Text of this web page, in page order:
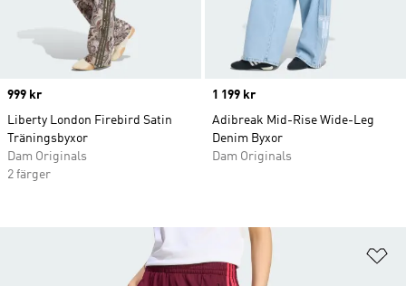
Price
999 kr
Liberty London Firebird Satin
Träningsbyxor
Dam Originals
2 färger
Price
1 199 kr
Adibreak Mid-Rise Wide-Leg
Denim Byxor
Dam Originals